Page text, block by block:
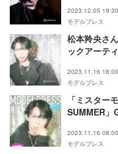
ンタビュー
2023.12.05 19:30
モデルプレス
松本羚央さ
ックアーテ
GPインタビ
2023.11.16 18:00
モデルプレス
「ミスター
SUMMER」
2023.11.16 08:00
モデルプレス